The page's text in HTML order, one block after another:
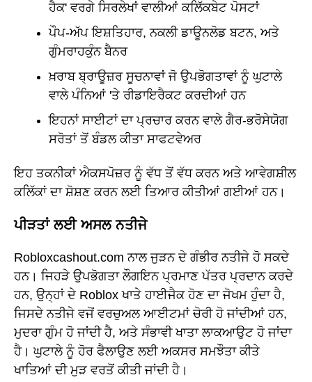
ਹੈਕ' ਵਰਗੇ ਸਿਰਲੇਖਾਂ ਵਾਲੀਆਂ ਕਲਿੱਕਬੇਟ ਪੋਸਟਾਂ
ਪੌਪ-ਅੱਪ ਇਸ਼ਤਿਹਾਰ, ਨਕਲੀ ਡਾਊਨਲੋਡ ਬਟਨ, ਅਤੇ
ਗੁੰਮਰਾਹਕੁੰਨ ਬੈਨਰ
ਖ਼ਰਾਬ ਬ੍ਰਾਊਜ਼ਰ ਸੂਚਨਾਵਾਂ ਜੋ ਉਪਭੋਗਤਾਵਾਂ ਨੂੰ ਘੁਟਾਲੇ
ਵਾਲੇ ਪੰਨਿਆਂ 'ਤੇ ਰੀਡਾਇਰੈਕਟ ਕਰਦੀਆਂ ਹਨ
ਇਹਨਾਂ ਸਾਈਟਾਂ ਦਾ ਪ੍ਰਚਾਰ ਕਰਨ ਵਾਲੇ ਗੈਰ-ਭਰੋਸੇਯੋਗ
ਸਰੋਤਾਂ ਤੋਂ ਬੰਡਲ ਕੀਤਾ ਸਾਫਟਵੇਅਰ
ਇਹ ਤਕਨੀਕਾਂ ਐਕਸਪੋਜ਼ਰ ਨੂੰ ਵੱਧ ਤੋਂ ਵੱਧ ਕਰਨ ਅਤੇ ਆਵੇਗਸ਼ੀਲ
ਕਲਿੱਕਾਂ ਦਾ ਸ਼ੋਸ਼ਣ ਕਰਨ ਲਈ ਤਿਆਰ ਕੀਤੀਆਂ ਗਈਆਂ ਹਨ।
ਪੀੜਤਾਂ ਲਈ ਅਸਲ ਨਤੀਜੇ
Robloxcashout.com ਨਾਲ ਜੁੜਨ ਦੇ ਗੰਭੀਰ ਨਤੀਜੇ ਹੋ ਸਕਦੇ
ਹਨ। ਜਿਹੜੇ ਉਪਭੋਗਤਾ ਲੌਗਇਨ ਪ੍ਰਮਾਣ ਪੱਤਰ ਪ੍ਰਦਾਨ ਕਰਦੇ
ਹਨ, ਉਨ੍ਹਾਂ ਦੇ Roblox ਖਾਤੇ ਹਾਈਜੈਕ ਹੋਣ ਦਾ ਜੋਖਮ ਹੁੰਦਾ ਹੈ,
ਜਿਸਦੇ ਨਤੀਜੇ ਵਜੋਂ ਵਰਚੁਅਲ ਆਈਟਮਾਂ ਚੋਰੀ ਹੋ ਜਾਂਦੀਆਂ ਹਨ,
ਮੁਦਰਾ ਗੁੰਮ ਹੋ ਜਾਂਦੀ ਹੈ, ਅਤੇ ਸੰਭਾਵੀ ਖਾਤਾ ਲਾਕਆਉਟ ਹੋ ਜਾਂਦਾ
ਹੈ। ਘੁਟਾਲੇ ਨੂੰ ਹੋਰ ਫੈਲਾਉਣ ਲਈ ਅਕਸਰ ਸਮਝੌਤਾ ਕੀਤੇ
ਖਾਤਿਆਂ ਦੀ ਮੁੜ ਵਰਤੋਂ ਕੀਤੀ ਜਾਂਦੀ ਹੈ।